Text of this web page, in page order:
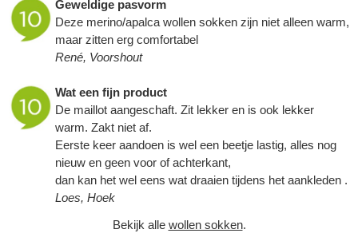
Geweldige pasvorm
Deze merino/apalca wollen sokken zijn niet alleen warm,
maar zitten erg comfortabel
René, Voorshout
Wat een fijn product
De maillot aangeschaft. Zit lekker en is ook lekker
warm. Zakt niet af.
Eerste keer aandoen is wel een beetje lastig, alles nog
nieuw en geen voor of achterkant,
dan kan het wel eens wat draaien tijdens het aankleden .
Loes, Hoek
Bekijk alle wollen sokken.